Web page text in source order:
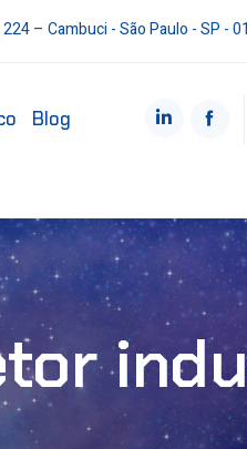
– Cambuci - São Paulo - SP -
Blog